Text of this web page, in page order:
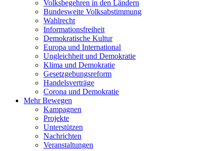
Volksbegehren in den Ländern
Bundesweite Volksabstimmung
Wahlrecht
Informationsfreiheit
Demokratische Kultur
Europa und International
Ungleichheit und Demokratie
Klima und Demokratie
Gesetzgebungsreform
Handelsverträge
Corona und Demokratie
Mehr Bewegen
Kampagnen
Projekte
Unterstützen
Nachrichten
Veranstaltungen